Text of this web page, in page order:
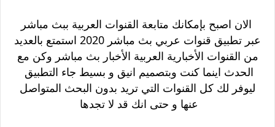
الان اصبح بإمكانك متابعة القنوات العربية ببث مباشر
عبر تطبيق قنوات عربي بث مباشر 2020
استمتع بالعديد
من القنوات الأخبارية العربية الأخبار بث مباشر وكن مع
الحدث اينما كنت وبتصميم انيق و بسيط جاء التطبيق
ليوفر لك كل القنوات التي تريد بدون البحث المتواصل
عنها و حتى انك قد لا تجدها